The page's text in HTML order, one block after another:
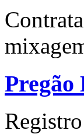
Pregão